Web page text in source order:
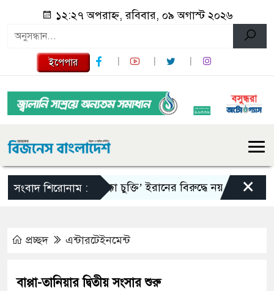
১২:২৭ অপরাহ্ন, রবিবার, ০৯ অগাস্ট ২০২৬
ইপেপার
সংবাদ শিরোনাম :‘মক্কা চুক্তি’ ইরানের বিরুদ্ধে নয় : তুরস্ক ×
প্রচ্ছদ এন্টারটেইনমেন্ট
বাপ্পা-তানিয়ার দ্বিতীয় সংসার শুরু